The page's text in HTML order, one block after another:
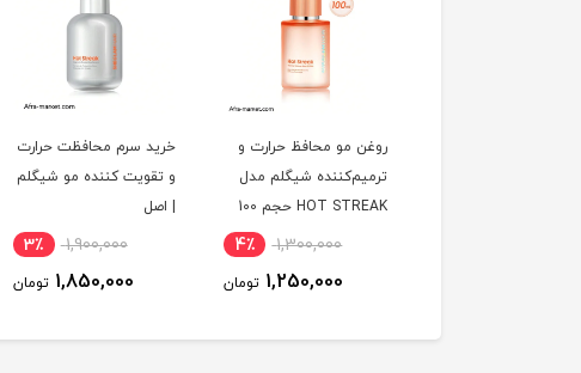
روغن مو محافظ حرارت و
ترمیم‌کننده شیگلم مدل
HOT STREAK حجم 100
1,300,000 4٪
1,250,000 تومان
خرید سرم محافظت حرارت
و تقویت کننده مو شیگلم
| اصل
1,900,000 3٪
1,850,000 تومان